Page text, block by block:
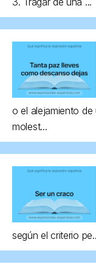
o el alejamiento
molest...
según el criterio